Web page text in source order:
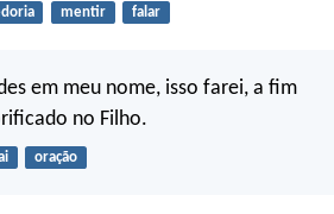
mentir falar
em meu nome, isso farei, a fim
no Filho.
oração